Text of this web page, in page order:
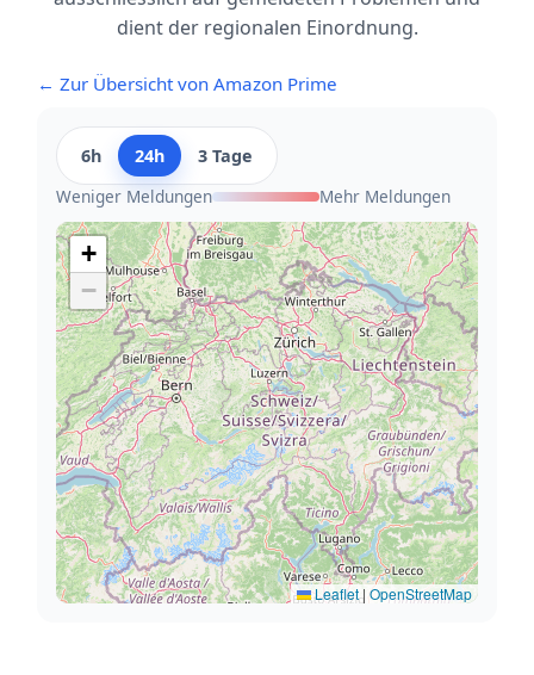
dient der regionalen Einordnung.
← Zur Übersicht von Amazon Prime
6h 24h
3 Tage
Weniger Meldungen
Mehr Meldungen
+
−
Leaflet| OpenStreetMap